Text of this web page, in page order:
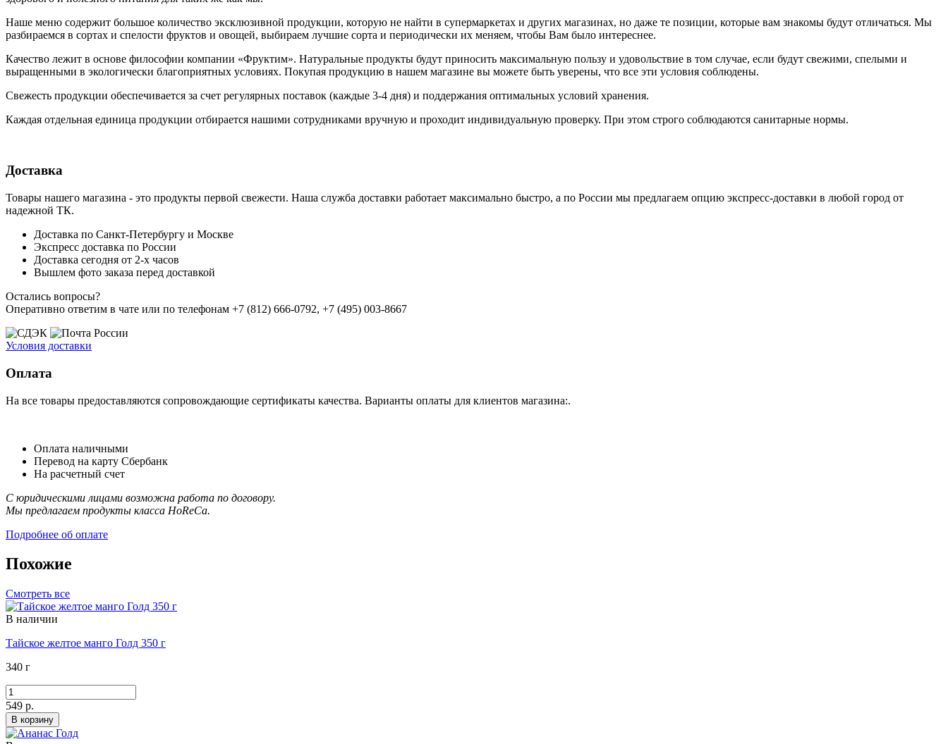
Наше меню содержит большое количество эксклюзивной продукции, которую не найти в супермаркетах и других магазинах, но даже те позиции, которые вам знакомы будут отличаться. Мы
разбираемся в сортах и спелости фруктов и овощей, выбираем лучшие сорта и периодически их меняем, чтобы Вам было интереснее.
Качество лежит в основе философии компании «Фруктим». Натуральные продукты будут приносить максимальную пользу и удовольствие в том случае, если будут свежими, cпелыми и
выращенными в экологически благоприятных условиях. Покупая продукцию в нашем магазине вы можете быть уверены, что все эти условия соблюдены.
Свежесть продукции обеспечивается за счет регулярных поставок (каждые 3-4 дня) и поддержания оптимальных условий хранения.
Каждая отдельная единица продукции отбирается нашими сотрудниками вручную и проходит индивидуальную проверку. При этом строго соблюдаются санитарные нормы.
Доставка
Товары нашего магазина - это продукты первой свежести. Наша служба доставки работает максимально быстро, а по России мы предлагаем опцию экспресс-доставки в любой город от
надежной ТК.
Доставка по Санкт-Петербургу и Москве
Экспресс доставка по России
Доставка сегодня от 2-х часов
Вышлем фото заказа перед доставкой
Остались вопросы?
Оперативно ответим в чате или по телефонам +7 (812) 666-0792, +7 (495) 003-8667
Условия доставки
Оплата
На все товары предоставляются сопровождающие сертификаты качества. Варианты оплаты для клиентов магазина:.
Оплата наличными
Перевод на карту Сбербанк
На расчетный счет
С юридическими лицами возможна работа по договору.
Мы предлагаем продукты класса HoReCa.
Подробнее об оплате
Похожие
Смотреть все
В наличии
Тайское желтое манго Голд 350 г
340 г
549 р.
В корзину